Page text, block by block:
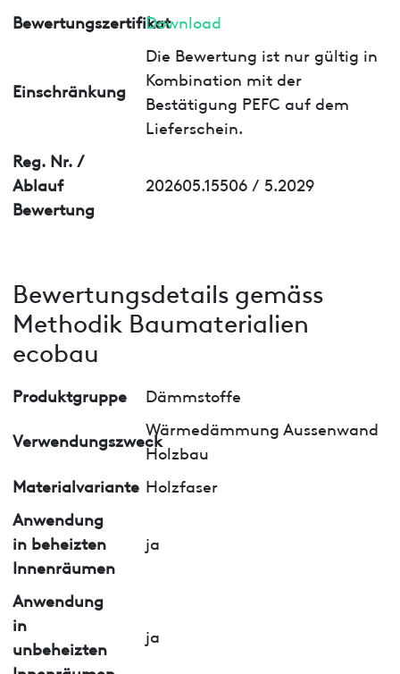
BewertungszertifikatDownload
Einschränkung
Die Bewertung ist nur gültig in
Kombination mit der
Bestätigung PEFC auf dem
Lieferschein.
Reg. Nr. /
Ablauf
Bewertung
202605.15506 / 5.2029
Bewertungsdetails gemäss
Methodik Baumaterialien
ecobau
Produktgruppe Dämmstoffe
Verwendungszweck
Wärmedämmung Aussenwand
Holzbau
Materialvariante Holzfaser
Anwendung
in beheizten
Innenräumen
ja
Anwendung
in
unbeheizten
ja